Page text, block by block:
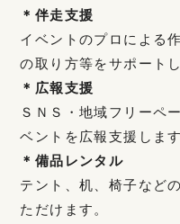
＊伴走支援
イベントのプロによる
の取り方等をサポートし
＊広報支援
ＳＮＳ・地域フリーペ
ベントを広報支援します
＊備品レンタル
テント、机、椅子など
ただけます。